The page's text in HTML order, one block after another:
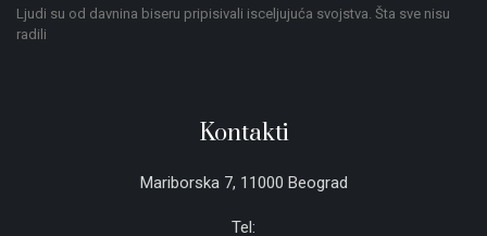
Ljudi su od davnina biseru pripisivali isceljujuća svojstva. Šta sve nisu
radili
Kontakti
Mariborska 7, 11000 Beograd
Tel: